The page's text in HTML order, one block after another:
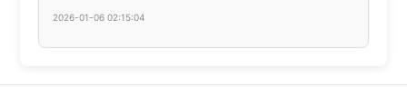
2026-01-06 02:15:04